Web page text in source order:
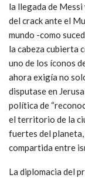
la llegada de
del crack ante el
mundo -como
la cabeza cubierta
uno de los íconos
ahora exigía no
disputase en
política de
el territorio de la
fuertes del planeta,
compartida entre
La diplomacia del